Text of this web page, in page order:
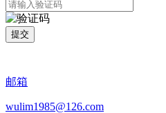
提交
邮箱
wulim1985@126.com